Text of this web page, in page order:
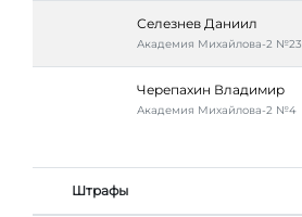
Селезнев Даниил
Академия Михайлова-2 №23
Черепахин Владимир
Академия Михайлова-2 №4
Штрафы